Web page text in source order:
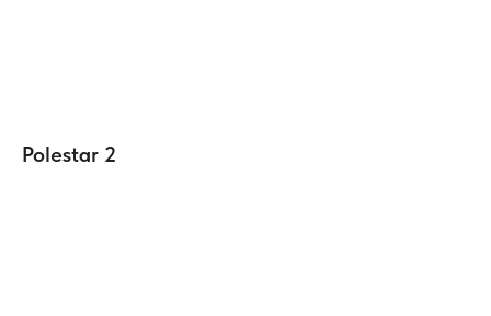
Polestar 2